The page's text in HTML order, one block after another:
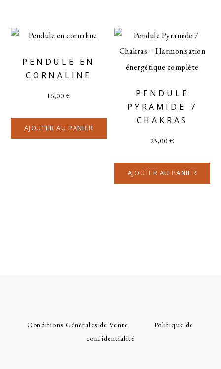
PENDULE EN
CORNALINE
16,00€
AJOUTER AU PANIER
PENDULE
PYRAMIDE 7
CHAKRAS
23,00€
AJOUTER AU PANIER
Conditions Générales de Vente
Politique de
confidentialité